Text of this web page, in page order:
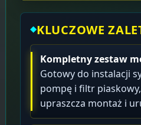
KLUCZOWE
Kompletny zestaw
Gotowy do instalacji
pompę i filtr
upraszcza montaż i